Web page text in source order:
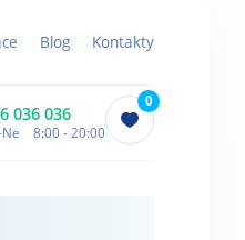
Blog Kontakty
036 036
Ne 8:00 - 20:00
0